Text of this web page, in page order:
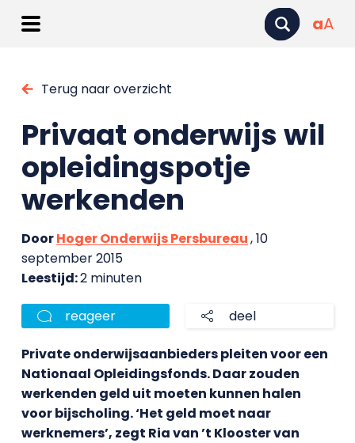
aA
Terug naar overzicht
Privaat onderwijs wil
opleidingspotje
werkenden
DoorHoger Onderwijs Persbureau, 10
september 2015
Leestijd:2 minuten
reageer deel
Private onderwijsaanbieders pleiten voor een
Nationaal Opleidingsfonds. Daar zouden
werkenden geld uit moeten kunnen halen
voor bijscholing. ‘Het geld moet naar
werknemers’, zegt Ria van ’t Klooster van